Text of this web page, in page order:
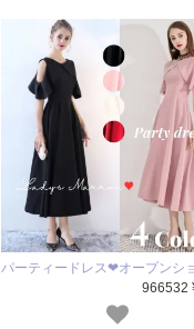
パーティードレス❤オープンシ
966532